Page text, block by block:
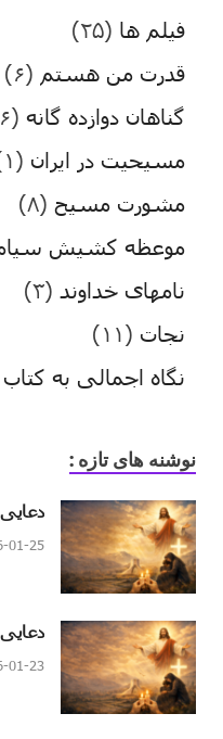
فیلم ها (۲۵)
قدرت من هستم (۶)
گناهان دوازده گانه (۶)
مسیحیت در ایران (۱)
مشورت مسیح (۸)
موعظه کشیش
نامهای خداوند (۳)
نجات (۱۱)
نگاه اجمالی به
نوشنه های تازه :
دعایی
01-25
01-23